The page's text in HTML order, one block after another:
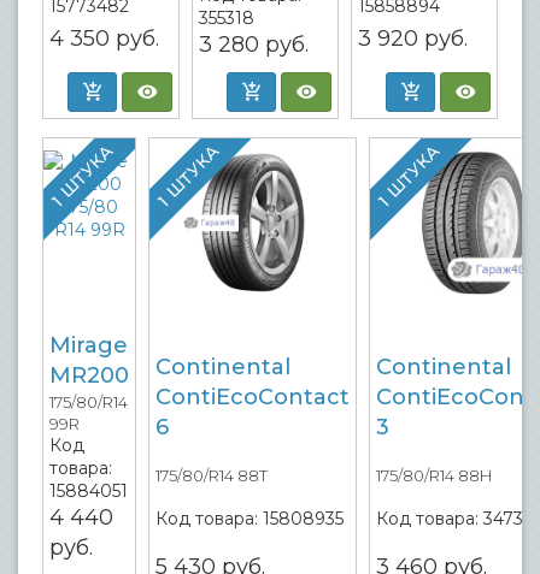
15773482
4 350 руб.
355318
3 280 руб.
15858894
3 920 руб.
1 ШТУКА
Mirage
MR200
175/80/R14
99R
Код
товара:
15884051
4 440
руб.
1 ШТУКА
Continental
ContiEcoContact
6
175/80/R14 88T
Код товара: 15808935
5 430 руб.
1 ШТУКА
Continental
3
175/80/R14 88H
Код товара:
3 460 руб.